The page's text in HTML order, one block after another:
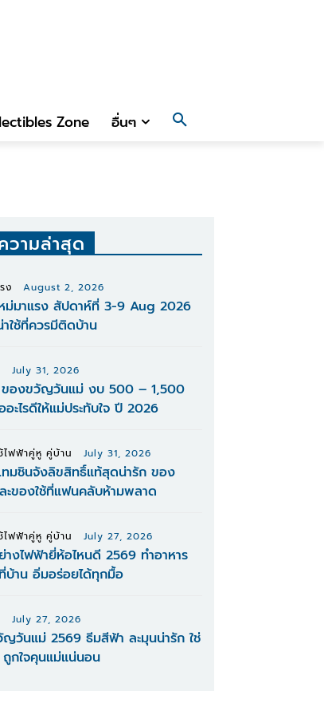
Zone อื่นๆ
วามล่าสุด
ง August 2, 2026
ม่มาแรง สัปดาห์ที่ 3-9 Aug 2026
าใช้ที่ควรมีติดบ้าน
July 31, 2026
ของขวัญวันแม่ งบ 500 – 1,500
ะไรดีให้แม่ประทับใจ ปี 2026
ไฟฟ้าคู่หู คู่บ้าน July 31, 2026
ทมชินจังลิขสิทธิ์แท้สุดน่ารัก ของ
ะของใช้ที่แฟนคลับห้ามพลาด
ไฟฟ้าคู่หู คู่บ้าน July 27, 2026
างไฟฟ้ายี่ห้อไหนดี 2569 ทำอาหาร
บ้าน อิ่มอร่อยได้ทุกมื้อ
July 27, 2026
วันแม่ 2569 ธีมสีฟ้า ละมุนน่ารัก ใช่
ถูกใจคุนแม่แน่นอน